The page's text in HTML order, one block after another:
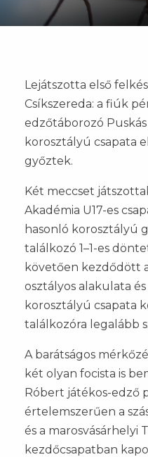
Lejátszotta első
Csíkszereda: a fiúk
edzőtáborozó Puskás
korosztályú csapata
győztek.
Két meccset
Akadémia U17-es
hasonló korosztályú
találkozó 1–1-es
követően kezdődött
osztályos alakulata és
korosztályú csapata
találkozóra legalább
A barátságos
két olyan focista is
Róbert játékos-edző
értelemszerűen a
és a marosvásárhelyi
kezdőcsapatban